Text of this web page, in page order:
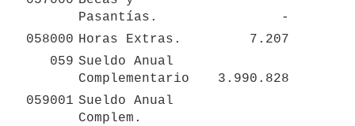
Pasantías.
-
058000 Horas Extras.
7.207
059 Sueldo Anual
Complementario
3.990.828
059001 Sueldo Anual
Complem.